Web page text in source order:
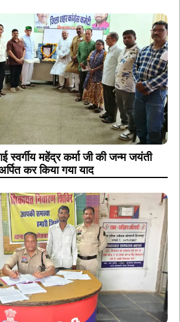
महेंद्र कर्मा जी की जन्म जयंती
कर किया गया याद